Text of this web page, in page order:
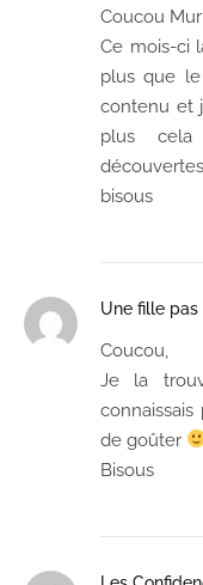
Coucou
Ce mois-ci
plus que le
contenu et
plus
bisous
Une fille pas
Coucou,
Je la
de goûter
Bisous